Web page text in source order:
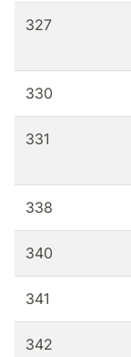
327
330
331
338
340
341
342